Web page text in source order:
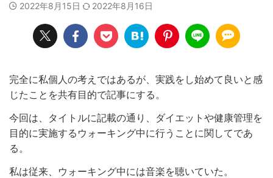
2022年8月15日 2022年8月16日
完全に私個人の考えではあるが、実践をし始めて良いと感
じたことを共有目的で記事にする。
今回は、タイトルに記載の通り、ダイエットや健康管理を
目的に実施するウォーキング中に行うことに関してであ
る。
私は従来、ウォーキング中には音楽を聴いていた。